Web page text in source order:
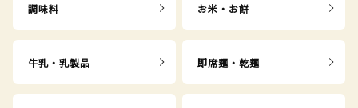
調味料 お米・お餅
牛乳・乳製品 即席麺・乾麺